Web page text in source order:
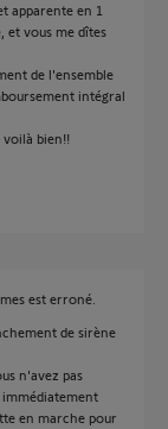
apparente en 1
et vous me dîtes
de l'ensemble
intégral
voilà bien!!
est erroné.
de sirène
n'avez pas
immédiatement
en marche pour